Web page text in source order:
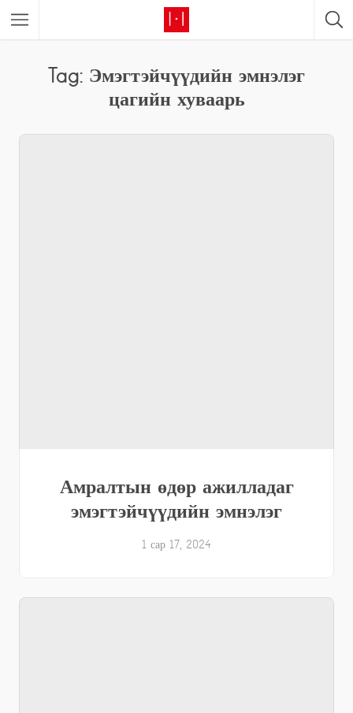
Tag: Эмэгтэйчүүдийн эмнэлэг
цагийн хуваарь
Амралтын өдөр ажилладаг
эмэгтэйчүүдийн эмнэлэг
1 сар 17, 2024